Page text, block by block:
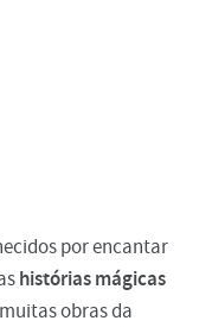
por encantar
histórias mágicas
obras da